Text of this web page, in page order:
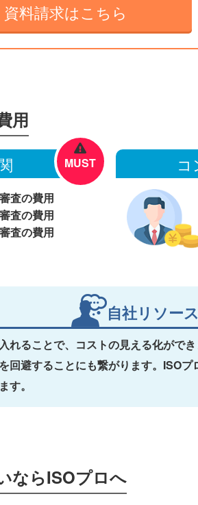
資料請求はこちら
用
MUST
査の費用
査の費用
査の費用
コ
自社リソー
れることで、コストの見える化がで
回避することにも繋がります。ISO
す。
ならISOプロへ